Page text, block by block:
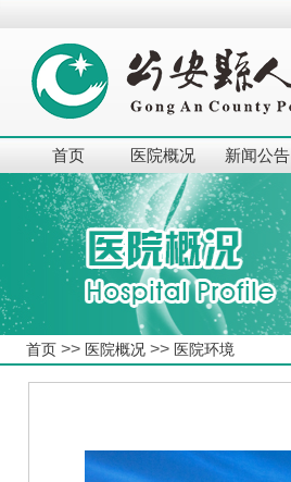
首页 医院概况 新闻公告
首页 >> 医院概况 >> 医院环境